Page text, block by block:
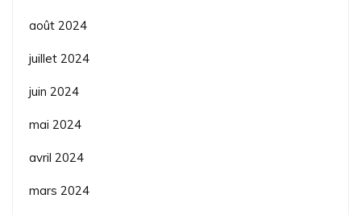
août 2024
juillet 2024
juin 2024
mai 2024
avril 2024
mars 2024